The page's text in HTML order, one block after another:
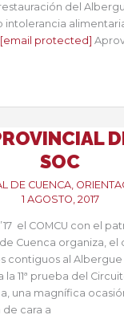
del
intolerancia
[email protected]
SOC
DE CUENCA,
1 AGOSTO, 2017
el COMCU con el
Cuenca organiza, el
contiguos al
la 11ª prueba del
una magnífica
cara a